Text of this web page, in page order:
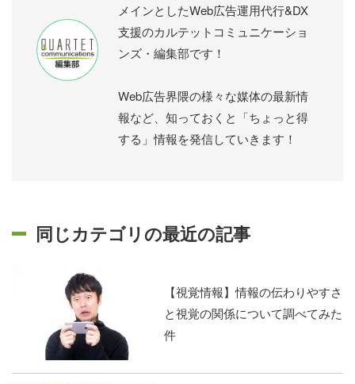
メインとしたWeb広告運用代行&DX
支援のカルテットコミュニケーショ
ンズ・編集部です！
Web広告界隈の様々な媒体の最新情
報など、知っておくと「ちょっと得
する」情報を発信していきます！
同じカテゴリの最近の記事
【視覚情報】情報の伝わりやすさ
と視覚の関係について調べてみた
件